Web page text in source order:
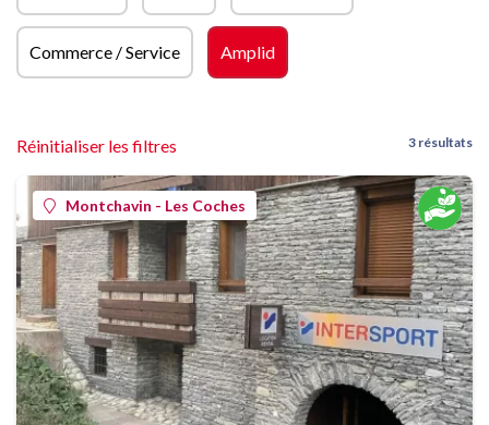
Commerce / Service Amplid
Réinitialiser les filtres 3 résultats
Montchavin - Les Coches